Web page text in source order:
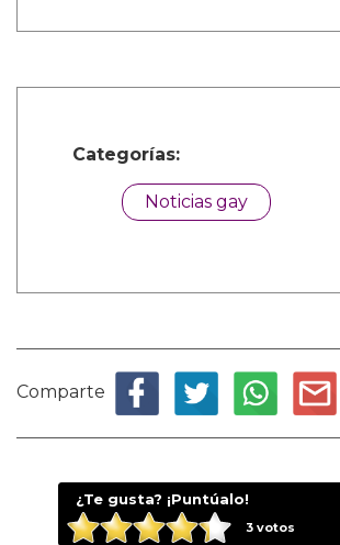
Categorías:
Noticias gay
Comparte
¿Te gusta? ¡Puntúalo!
3votos